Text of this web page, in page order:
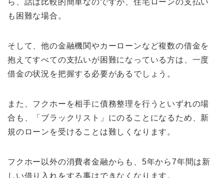
ら、話は比較的簡単なのですが、住宅ローンの支払い
も困難な場合。
そして、他の金融機関やカーローンなど複数の借金を
抱えてすべての支払いが困難になっている方は、一度
借金の状況を把握する必要があるでしょう。
また、フクホーを相手に債務整理を行うといずれの場
合も、「ブラックリスト」にのることになるため、新
規のローンを受けることは難しくなります。
フクホー以外の消費者金融からも、5年から7年間は新
しい借り入れをする事はできなくなります。